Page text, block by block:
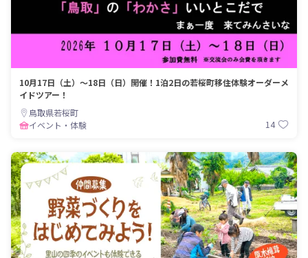
10月17日（土）～18日（日）開催！1泊2日の若桜町移住体験オーダーメ
イドツアー！
鳥取県若桜町
イベント・体験
14